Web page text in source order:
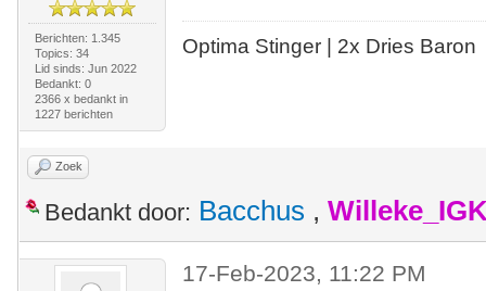
Berichten: 1.345
Topics: 34
Lid sinds: Jun 2022
Bedankt: 0
2366 x bedankt in
1227 berichten
Optima Stinger | 2x Dries Baron
Zoek
Bedankt door: Bacchus ,
17-Feb-2023, 11:22 PM